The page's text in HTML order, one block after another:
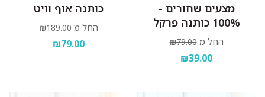
מצעים שחורים -
100% כותנה פרקל
החל מ ₪79.00
₪39.00
כותנה אוף וויט
החל מ ₪189.00
₪79.00